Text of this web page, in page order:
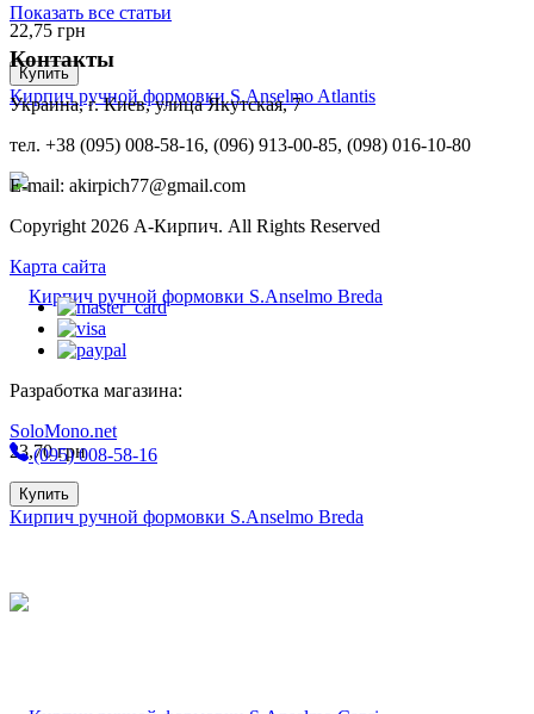
22,75 грн
Купить
Кирпич ручной формовки S.Anselmo Atlantis
23,70грн
Купить
Кирпич ручной формовки S.Anselmo Breda
Показать все статьи
Контакты
Украина, г. Киев, улица Якутская, 7
тел. +38 (095) 008-58-16, (096) 913-00-85, (098) 016-10-80
E-mail: akirpich77@gmail.com
Copyright 2026 А-Кирпич. All Rights Reserved
Карта сайта
Разработка магазина:
SoloMono.net
(095) 008-58-16